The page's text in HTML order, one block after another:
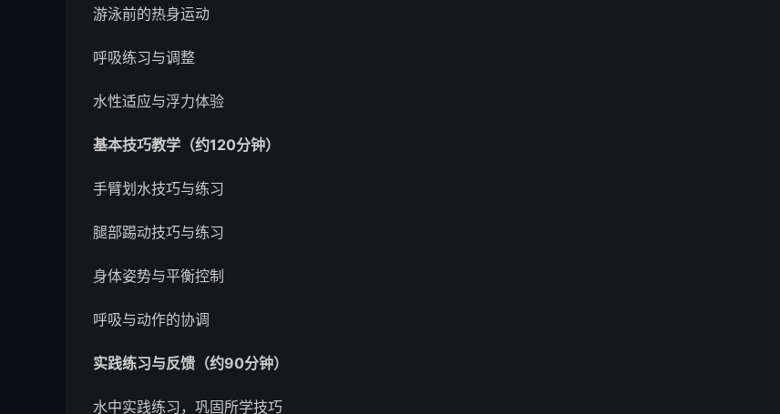
游泳前的热身运动
呼吸练习与调整
水性适应与浮力体验
基本技巧教学（约120分钟）
手臂划水技巧与练习
腿部踢动技巧与练习
身体姿势与平衡控制
呼吸与动作的协调
实践练习与反馈（约90分钟）
水中实践练习，巩固所学技巧